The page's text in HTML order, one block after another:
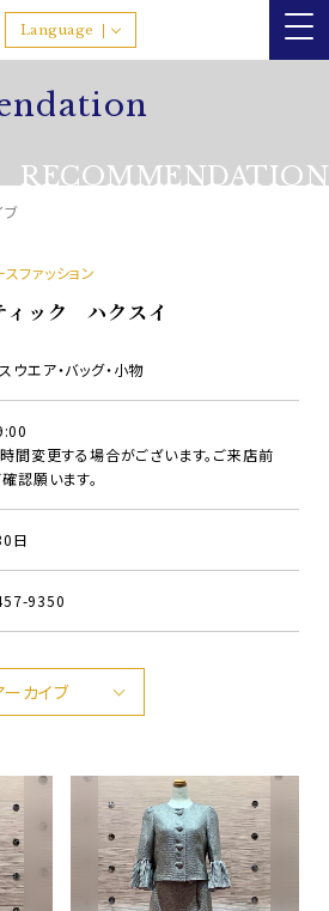
Language
RECOMMENDATION
ブ
スファッション
ィック ハクスイ
ウエア・バッグ・小物
間変更する場合がございます。ご来店前
認願います。
日
9350
ーカイブ